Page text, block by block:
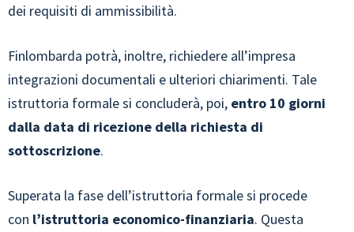
dei requisiti di ammissibilità.
Finlombarda potrà, inoltre, richiedere all’impresa
integrazioni documentali e ulteriori chiarimenti. Tale
istruttoria formale si concluderà, poi, entro 10 giorni
dalla data di ricezione della richiesta di
sottoscrizione.
Superata la fase dell’istruttoria formale si procede
con l’istruttoria economico-finanziaria. Questa